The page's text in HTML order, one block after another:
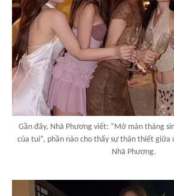
Gần đây, Nhã Phương viết: “Mở màn tháng
của tui”, phần nào cho thấy sự thân thiết giữa
Nhã Phương.